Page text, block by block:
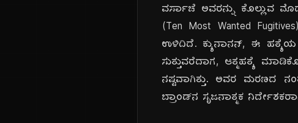
ವರ್ಸಾಚೆ ಅವರನ್ನು ಕೊಲ್ಲುವ
(Ten Most Wanted
ಉಳಿದಿದೆ. ಕ್ಯುನಾನನ್, ಈ
ಸುತ್ತುವರೆದಾಗ, ಆತ್ಮಹತ್ಯೆ
ನಷ್ಟವಾಗಿತ್ತು. ಅವರ ಮರಣದ
ಬ್ರಾಂಡ್‌ನ ಸೃಜನಾತ್ಮಕ